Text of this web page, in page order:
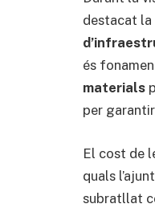
destacat
és
materials
per
El cost de
quals
subratllat